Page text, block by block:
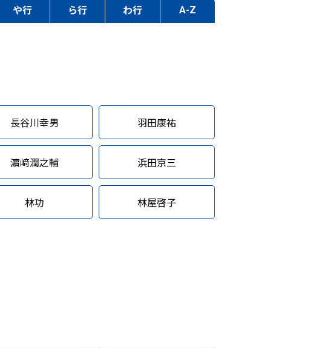
や行 ら行 わ行 A-Z
長谷川幸男 羽田康祐
濵﨑潤之輔 浜田京三
林功 林屋啓子